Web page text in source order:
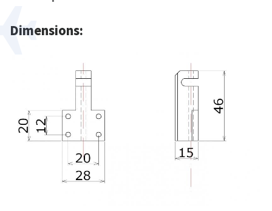
Dimensions: